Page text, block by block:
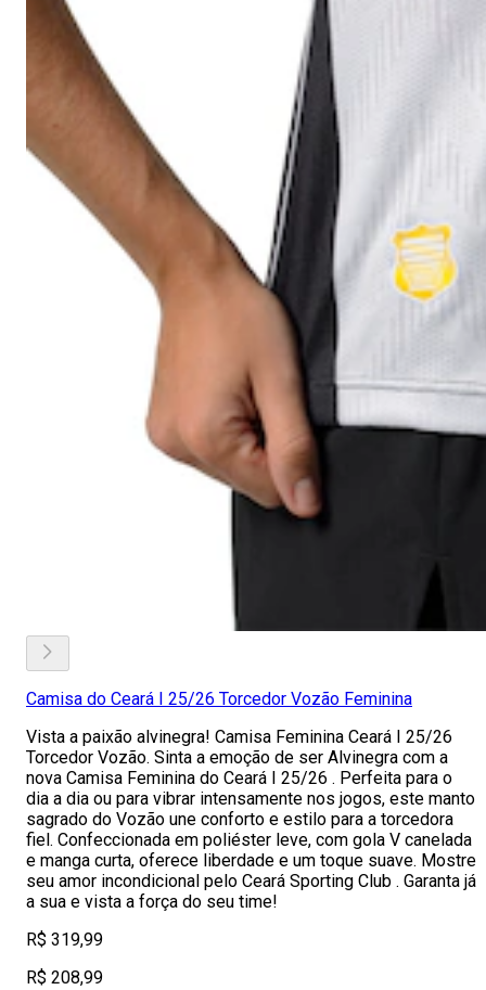
Camisa do Ceará I 25/26 Torcedor Vozão Feminina
Vista a paixão alvinegra! Camisa Feminina Ceará I 25/26
Torcedor Vozão. Sinta a emoção de ser Alvinegra com a
nova Camisa Feminina do Ceará I 25/26 . Perfeita para o
dia a dia ou para vibrar intensamente nos jogos, este manto
sagrado do Vozão une conforto e estilo para a torcedora
fiel. Confeccionada em poliéster leve, com gola V canelada
e manga curta, oferece liberdade e um toque suave. Mostre
seu amor incondicional pelo Ceará Sporting Club . Garanta já
a sua e vista a força do seu time!
R$ 319,99
R$ 208,99